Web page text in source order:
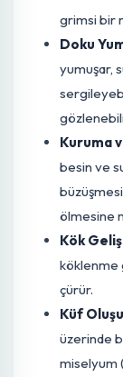
Çelik
temas
kısmından
şunlardır:
Renk
grimsi
Doku